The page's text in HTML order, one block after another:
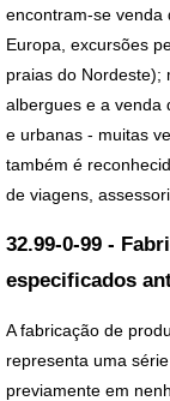
encontram-se venda
Europa, excursões
praias do Nordeste);
albergues e a venda
e urbanas - muitas
também é
de viagens,
32.99-0-99 -
especificados
A fabricação de
representa uma
previamente em